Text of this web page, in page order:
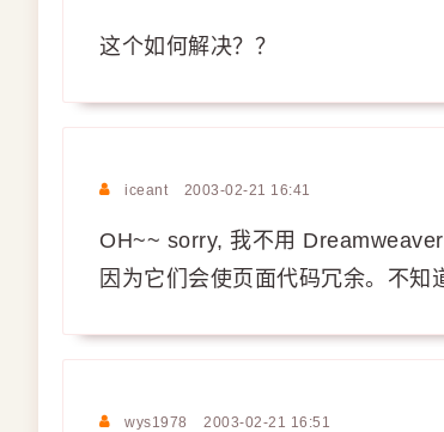
这个如何解决？？
iceant 2003-02-21 16:41
OH~~ sorry, 我不用
因为它们会使页面代码冗余。不
wys1978 2003-02-21 16:51